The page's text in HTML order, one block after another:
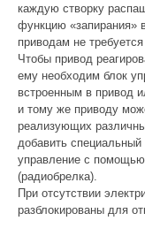
каждую створку
функцию «запирания»
приводам не
Чтобы привод
ему необходим блок
встроенным в привод
и тому же приводу
реализующих
добавить
управление с помощью
(радиобрелка).
При отсутствии
разблокированы для